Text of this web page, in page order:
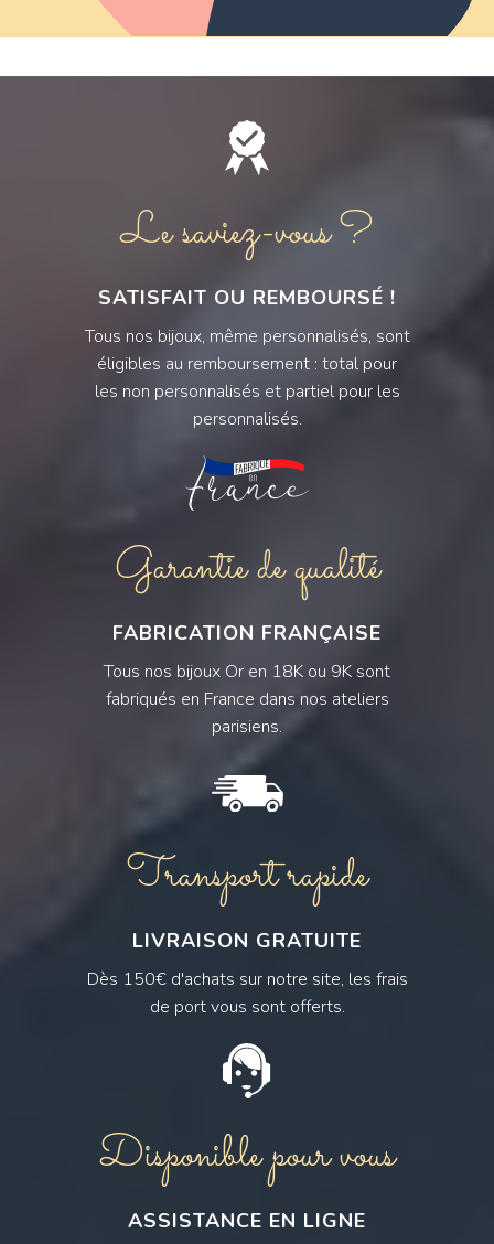
Le saviez-vous ?
SATISFAIT OU REMBOURSÉ !
Tous nos bijoux, même personnalisés, sont
éligibles au remboursement : total pour
les non personnalisés et partiel pour les
personnalisés.
Garantie de qualité
FABRICATION FRANÇAISE
Tous nos bijoux Or en 18K ou 9K sont
fabriqués en France dans nos ateliers
parisiens.
Transport rapide
LIVRAISON GRATUITE
Dès 150€ d'achats sur notre site, les frais
de port vous sont offerts.
Disponible pour vous
ASSISTANCE EN LIGNE